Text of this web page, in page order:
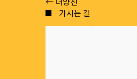
Posts
navigation
가시는 길